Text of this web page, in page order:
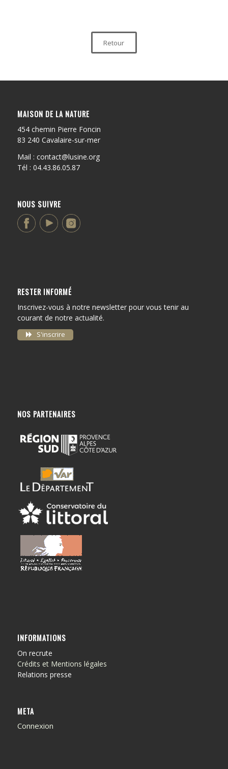
Retour
MAISON DE LA NATURE
454 chemin Pierre Foncin
83 240 Cavalaire-sur-mer
Mail : contact@lusine.org
Tél : 04.43.86.05.87
NOUS SUIVRE
RESTER INFORMÉ
Inscrivez-vous à notre newsletter pour vous tenir au
courant de notre actualité.
S'inscrire
NOS PARTENAIRES
INFORMATIONS
On recrute
Crédits et Mentions légales
Relations presse
META
Connexion